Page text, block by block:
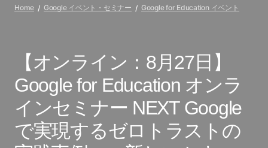
セミナー NEXT Google で実現するゼロトラストの実践事
例​​ 〜新しいセキュリティのカタチ〜
Home Google イベント・セミナー Google for Education イベント
【オンライン：8月27日】
Google for Education オンラ
インセミナー NEXT Google
で実現するゼロトラストの